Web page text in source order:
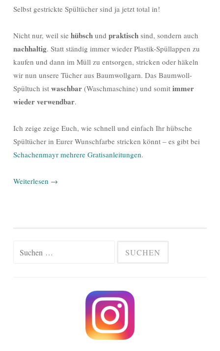
Selbst gestrickte Spültücher sind ja jetzt total in!
Nicht nur, weil sie hübsch und praktisch sind, sondern auch
nachhaltig. Statt ständig immer wieder Plastik-Spüllappen zu
kaufen und dann im Müll zu entsorgen, stricken oder häkeln
wir nun unsere Tücher aus Baumwollgarn. Das Baumwoll-
Spültuch ist waschbar (Waschmaschine) und somit immer
wieder verwendbar.
Ich zeige zeige Euch, wie schnell und einfach Ihr hübsche
Spültücher in Eurer Wunschfarbe stricken könnt – es gibt bei
Schachenmayr mehrere Gratisanleitungen.
Weiterlesen →
Suchen